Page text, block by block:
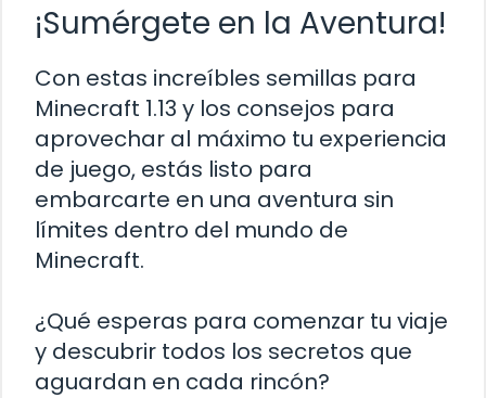
¡Sumérgete en la Aventura!
Con estas increíbles semillas para
Minecraft 1.13 y los consejos para
aprovechar al máximo tu experiencia
de juego, estás listo para
embarcarte en una aventura sin
límites dentro del mundo de
Minecraft.
¿Qué esperas para comenzar tu viaje
y descubrir todos los secretos que
aguardan en cada rincón?